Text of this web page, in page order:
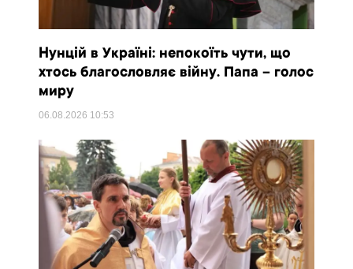
Нунцій в Україні: непокоїть чути, що
хтось благословляє війну. Папа – голос
миру
06.08.2026 10:53